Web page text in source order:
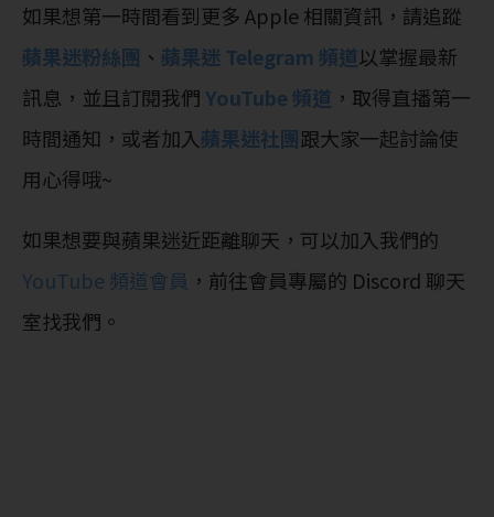
如果想第一時間看到更多 Apple 相關資訊，請追蹤
蘋果迷粉絲團 、 蘋果迷 Telegram 頻道以掌握最新
訊息，並且訂閱我們YouTube 頻道 ，取得直播第一
時間通知，或者加入蘋果迷社團跟大家一起討論使
用心得哦~
如果想要與蘋果迷近距離聊天，可以加入我們的
YouTube 頻道會員 ，前往會員專屬的 Discord 聊天
室找我們。